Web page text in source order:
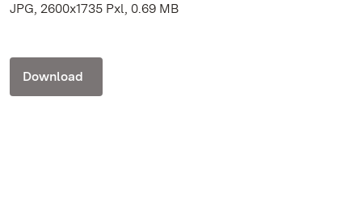
JPG, 2600x1735 Pxl, 0.69 MB
Download